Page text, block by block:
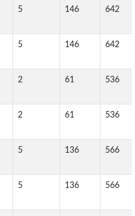
5 146 642
5 146 642
2 61 536
2 61 536
5 136 566
5 136 566